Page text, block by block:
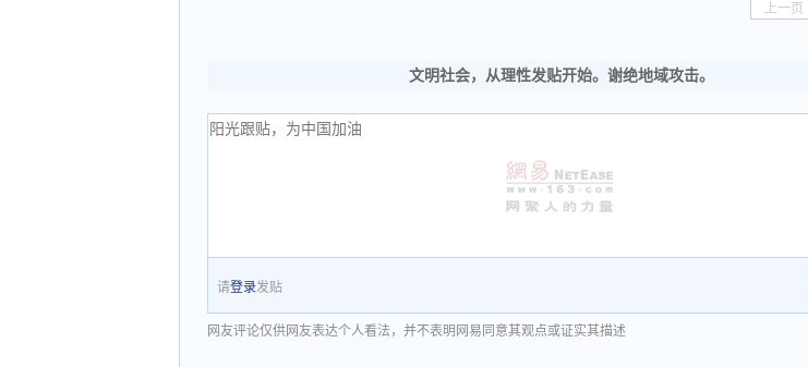
上一页
文明社会，从理性发贴开始。谢绝地域攻击。
请登录发贴
网友评论仅供网友表达个人看法，并不表明网易同意其观点或证实其描述